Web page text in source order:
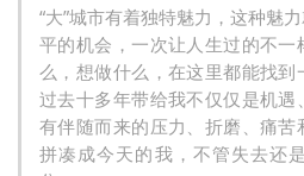
“大”城市有着独特魅力，这种魅
平的机会，一次让人生过的不
么，想做什么，在这里都能找到
过去十多年带给我不仅仅是机
有伴随而来的压力、折磨、痛
拼凑成今天的我，不管失去还